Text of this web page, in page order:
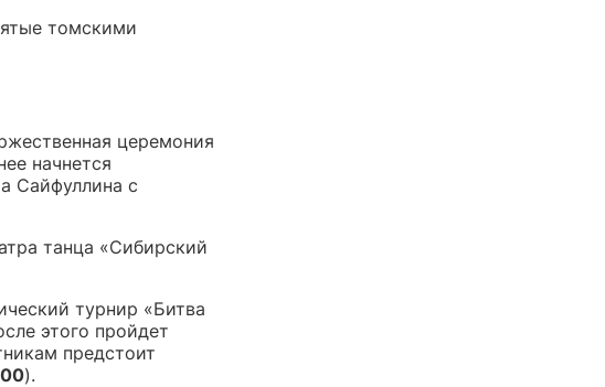
томскими
церемония
начнется
Сайфуллина с
танца «Сибирский
турнир «Битва
этого пройдет
предстоит
).